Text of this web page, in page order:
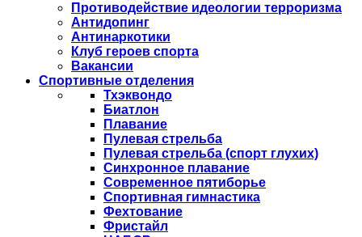
Противодействие идеологии терроризма
Антидопинг
Антинаркотики
Клуб героев спорта
Вакансии
Спортивные отделения
Тхэквондо
Биатлон
Плавание
Пулевая стрельба
Пулевая стрельба (спорт глухих)
Синхронное плавание
Современное пятиборье
Спортивная гимнастика
Фехтование
Фристайл